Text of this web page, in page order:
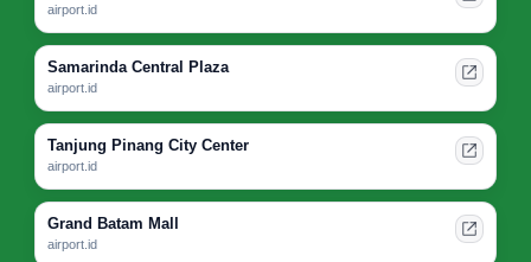
airport.id
Samarinda Central Plaza
airport.id
Tanjung Pinang City Center
airport.id
Grand Batam Mall
airport.id